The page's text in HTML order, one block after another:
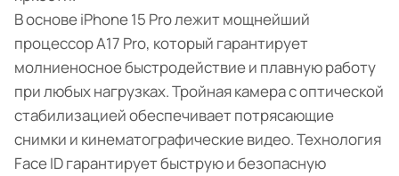
В основе iPhone 15 Pro лежит мощнейший
процессор A17 Pro, который гарантирует
молниеносное быстродействие и плавную работу
при любых нагрузках. Тройная камера с оптической
стабилизацией обеспечивает потрясающие
снимки и кинематографические видео. Технология
Face ID гарантирует быструю и безопасную